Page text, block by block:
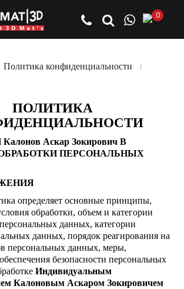
0
Политика конфиденциальности
ПОЛИТИКА
Аскар Зокирович В
ПЕРСОНАЛЬНЫХ
определяет основные принципы,
обработки, объем и категории
данных, категории
данных, порядок реагирования на
персональных данных, меры,
безопасности персональных
Индивидуальным
Калоновым Аскаром Зокировичем